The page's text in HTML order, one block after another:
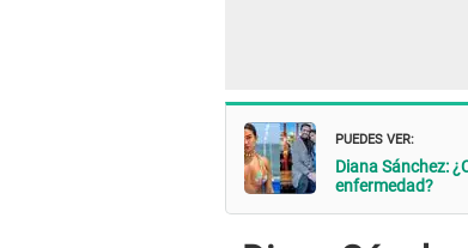
PUEDES VER:
Diana Sánchez:
enfermedad?